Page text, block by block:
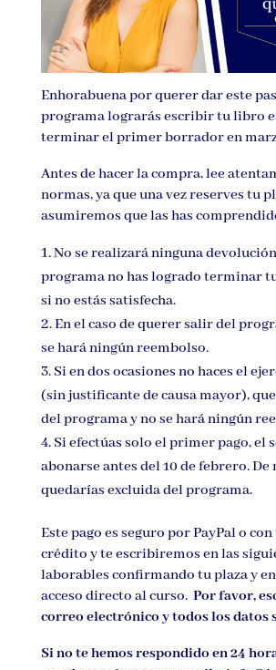
Enhorabuena por querer dar este
programa lograrás escribir tu libro
terminar el primer borrador en
Antes de hacer la compra, lee
normas, ya que una vez reserves tu
asumiremos que las has
No se realizará ninguna
programa no has logrado terminar
si no estás satisfecha.
En el caso de querer salir del
se hará ningún reembolso.
Si en dos ocasiones no haces el
(sin justificante de causa mayor),
del programa y no se hará ningún
Si efectúas solo el primer pago, el
abonarse antes del 10 de febrero. De
quedarías excluida del programa.
Este pago es seguro por PayPal o
crédito y te escribiremos en las
laborables confirmando tu plaza y
acceso directo al curso. Por favor,
correo electrónico y todos los datos
Si no te hemos respondido en 24